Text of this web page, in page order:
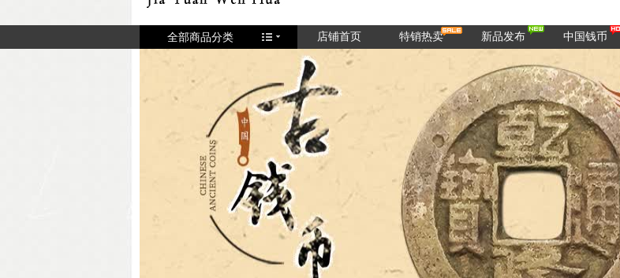
全部商品分类 店铺首页 特销热卖 新品发布 中国钱币